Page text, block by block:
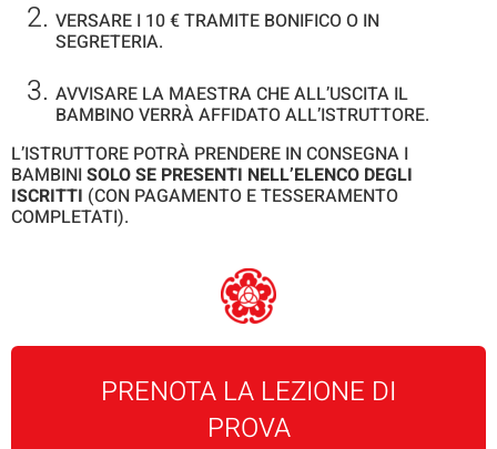
VERSARE I 10 € TRAMITE BONIFICO O IN
SEGRETERIA.
AVVISARE LA MAESTRA CHE ALL’USCITA IL
BAMBINO VERRÀ AFFIDATO ALL’ISTRUTTORE.
L’ISTRUTTORE POTRÀ PRENDERE IN CONSEGNA I
BAMBINISOLO SE PRESENTI NELL’ELENCO DEGLI
ISCRITTI (CON PAGAMENTO E TESSERAMENTO
COMPLETATI).
PRENOTA LA LEZIONE DI
PROVA